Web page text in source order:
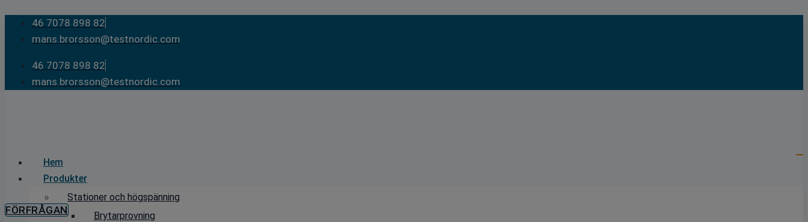
Skip
content
46 7078 898 82
mans.brorsson@testnordic.com
46 7078 898 82
mans.brorsson@testnordic.com
Hem
Produkter
Stationer och högspänning
Brytarprovning
FÖRFRÅGAN